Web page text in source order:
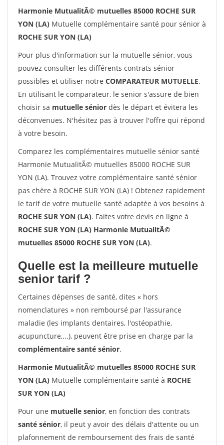
Harmonie MutualitÃ© mutuelles 85000 ROCHE SUR
YON (LA) Mutuelle complémentaire santé pour sénior à
ROCHE SUR YON (LA)
Pour plus d'information sur la mutuelle sénior, vous
pouvez consulter les différents contrats sénior
possibles et utiliser notre COMPARATEUR MUTUELLE.
En utilisant le comparateur, le senior s'assure de bien
choisir sa mutuelle sénior dès le départ et évitera les
déconvenues. N'hésitez pas à trouver l'offre qui répond
à votre besoin.
Comparez les complémentaires mutuelle sénior santé
Harmonie MutualitÃ© mutuelles 85000 ROCHE SUR
YON (LA). Trouvez votre complémentaire santé sénior
pas chère à ROCHE SUR YON (LA) ! Obtenez rapidement
le tarif de votre mutuelle santé adaptée à vos besoins à
ROCHE SUR YON (LA). Faites votre devis en ligne à
ROCHE SUR YON (LA) Harmonie MutualitÃ©
mutuelles 85000 ROCHE SUR YON (LA).
Quelle est la meilleure mutuelle
senior tarif ?
Certaines dépenses de santé, dites « hors
nomenclatures » non remboursé par l'assurance
maladie (les implants dentaires, l'ostéopathie,
acupuncture,...), peuvent être prise en charge par la
complémentaire santé sénior.
Harmonie MutualitÃ© mutuelles 85000 ROCHE SUR
YON (LA) Mutuelle complémentaire santé à ROCHE
SUR YON (LA)
Pour une mutuelle senior, en fonction des contrats
santé sénior, il peut y avoir des délais d'attente ou un
plafonnement de remboursement des frais de santé